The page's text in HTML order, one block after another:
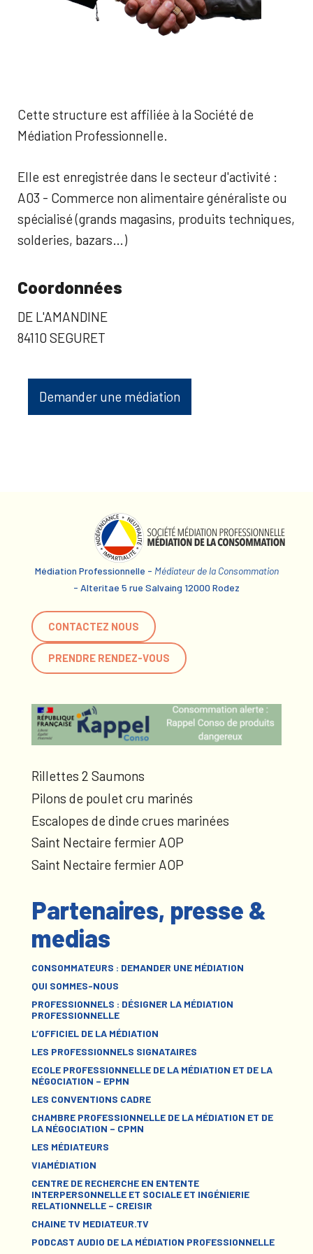
Cette structure est affiliée à la Société de
Médiation Professionnelle.
Elle est enregistrée dans le secteur d'activité :
A03 - Commerce non alimentaire généraliste ou
spécialisé (grands magasins, produits techniques,
solderies, bazars…)
Coordonnées
DE L'AMANDINE
84110 SEGURET
Demander une médiation
Médiation Professionnelle - Médiateur de la Consommation
- Alteritae 5 rue Salvaing 12000 Rodez
CONTACTEZ NOUS
PRENDRE RENDEZ-VOUS
Rillettes 2 Saumons
Pilons de poulet cru marinés
Escalopes de dinde crues marinées
Saint Nectaire fermier AOP
Saint Nectaire fermier AOP
Partenaires, presse &
medias
CONSOMMATEURS : DEMANDER UNE MÉDIATION
QUI SOMMES-NOUS
PROFESSIONNELS : DÉSIGNER LA MÉDIATION
PROFESSIONNELLE
L’OFFICIEL DE LA MÉDIATION
LES PROFESSIONNELS SIGNATAIRES
ECOLE PROFESSIONNELLE DE LA MÉDIATION ET DE LA
NÉGOCIATION – EPMN
LES CONVENTIONS CADRE
CHAMBRE PROFESSIONNELLE DE LA MÉDIATION ET DE
LA NÉGOCIATION – CPMN
LES MÉDIATEURS
VIAMÉDIATION
CENTRE DE RECHERCHE EN ENTENTE
INTERPERSONNELLE ET SOCIALE ET INGÉNIERIE
RELATIONNELLE – CREISIR
CHAINE TV MEDIATEUR.TV
PODCAST AUDIO DE LA MÉDIATION PROFESSIONNELLE